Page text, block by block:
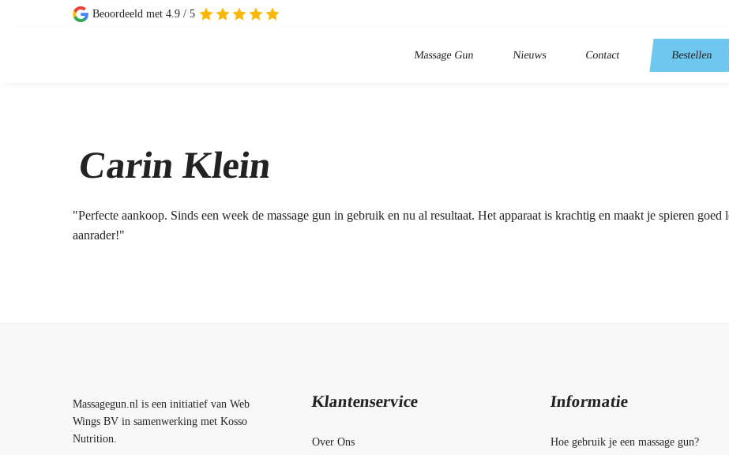
Beoordeeld met 4.9 / 5
Massage Gun Nieuws Contact Bestellen
Carin Klein
"Perfecte aankoop. Sinds een week de massage gun in gebruik en nu al resultaat. Het apparaat is krachtig en maakt je spieren goed
aanrader!"
Massagegun.nl is een initiatief van Web
Wings BV in samenwerking met Kosso
Nutrition.
Klantenservice
Over Ons
Informatie
Hoe gebruik je een massage gun?